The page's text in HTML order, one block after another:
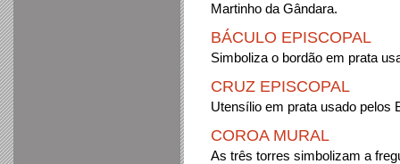
Martinho da Gândara.
BÁCULO EPISCOPAL
Simboliza o bordão em prata
CRUZ EPISCOPAL
Utensílio em prata usado pelos
COROA MURAL
As três torres simbolizam a